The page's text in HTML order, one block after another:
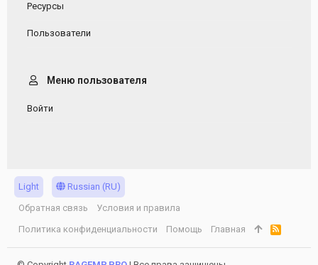
Ресурсы
Пользователи
Меню пользователя
Войти
Light
Russian (RU)
Обратная связь
Условия и правила
Политика конфиденциальности
Помощь Главная
R
S
S